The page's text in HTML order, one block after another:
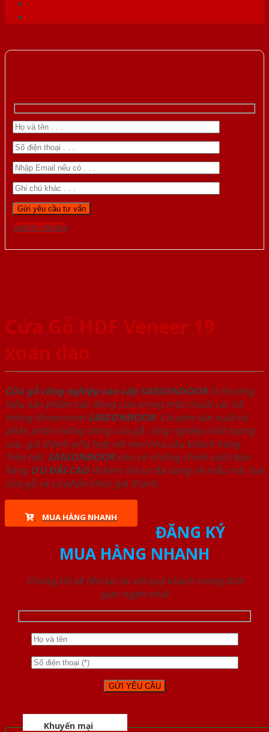
Gọi 0976.169.864
Cửa Gỗ HDF Veneer 19
xoan dao
Cửa gỗ công nghiệp cao cấp SAIGONDOORlà thương
hiệu sản phẩm các dòng cửa trong một chuỗi các hệ
thống Showroom SAIGONDOOR. Chuyên sản xuất và
phân phối những dòng cửa gỗ công nghiệp chất lượng
cao, giá thành phù hợp với mọi nhu cầu khách hàng.
Trên hết, SAIGONDOORcòn có những chính sách bán
hàng ƯU ĐÃI CAOđi kèm với sự đa dạng về mẫu mã, loại
cửa gỗ và cả phân khúc giá thành.
MUA HÀNG NHANH
ĐĂNG KÝ
MUA HÀNG NHANH
Chúng tôi sẽ liên lạc lại với quý khách trong thời
gian ngắn nhất
Khuyến mại